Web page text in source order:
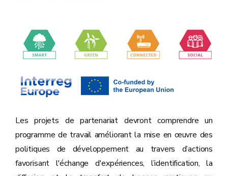
Les projets de partenariat devront comprendre un
programme de travail améliorant la mise en œuvre des
politiques de développement au travers d’actions
favorisant l'échange d'expériences, l’identification, la